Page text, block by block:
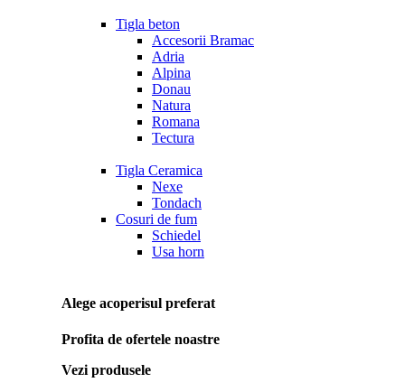
Tigla beton
Accesorii Bramac
Adria
Alpina
Donau
Natura
Romana
Tectura
Tigla Ceramica
Nexe
Tondach
Cosuri de fum
Schiedel
Usa horn
Alege acoperisul preferat
Profita de ofertele noastre
Vezi produsele